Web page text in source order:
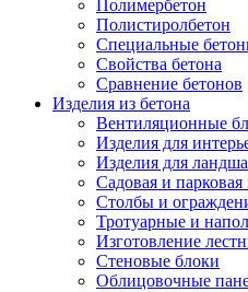
Полимербетон
Полистиролбетон
Специальные
Свойства бетона
Сравнение бетонов
Изделия из бетона
Вентиляционные
Изделия для
Изделия для
Садовая и парковая
Столбы и
Тротуарные и
Изготовление
Стеновые блоки
Облицовочные